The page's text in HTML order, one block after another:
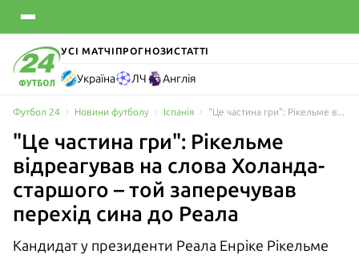
УСІ МАТЧІ ПРОГНОЗИСТАТТІ
Україна ЛЧ Англія
Футбол 24 Новини футболу Іспанія
"Це частина гри": Рікельме
відреагував на слова Холанда-
старшого – той заперечував
перехід сина до Реала
Кандидат у президенти Реала Енріке Рікельме